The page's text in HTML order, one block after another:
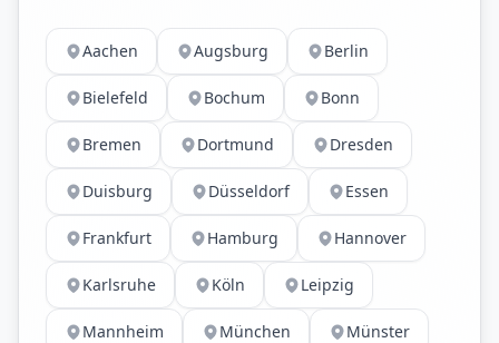
Aachen Augsburg Berlin
Bielefeld Bochum Bonn
Bremen Dortmund Dresden
Duisburg Düsseldorf Essen
Frankfurt Hamburg Hannover
Karlsruhe Köln Leipzig
Mannheim München Münster